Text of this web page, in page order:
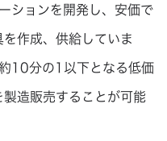
ションを開発し、安価で
作成、供給していま
10分の1以下となる低価
造販売することが可能